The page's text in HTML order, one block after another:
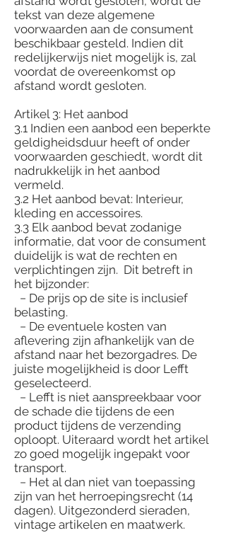
tekst van deze algemene
voorwaarden aan de consument
beschikbaar gesteld. Indien dit
redelijkerwijs niet mogelijk is, zal
voordat de overeenkomst op
afstand wordt gesloten.
Artikel 3: Het aanbod
3.1 Indien een aanbod een beperkte
geldigheidsduur heeft of onder
voorwaarden geschiedt, wordt dit
nadrukkelijk in het aanbod
vermeld.
3.2 Het aanbod bevat: Interieur,
kleding en accessoires.
3.3 Elk aanbod bevat zodanige
informatie, dat voor de consument
duidelijk is wat de rechten en
verplichtingen zijn. Dit betreft in
het bijzonder:
− De prijs op de site is inclusief
belasting.
− De eventuele kosten van
aflevering zijn afhankelijk van de
afstand naar het bezorgadres. De
juiste mogelijkheid is door Lefft
geselecteerd.
− Lefft is niet aanspreekbaar voor
de schade die tijdens de een
product tijdens de verzending
oploopt. Uiteraard wordt het artikel
zo goed mogelijk ingepakt voor
transport.
− Het al dan niet van toepassing
zijn van het herroepingsrecht (14
dagen). Uitgezonderd sieraden,
vintage artikelen en maatwerk.